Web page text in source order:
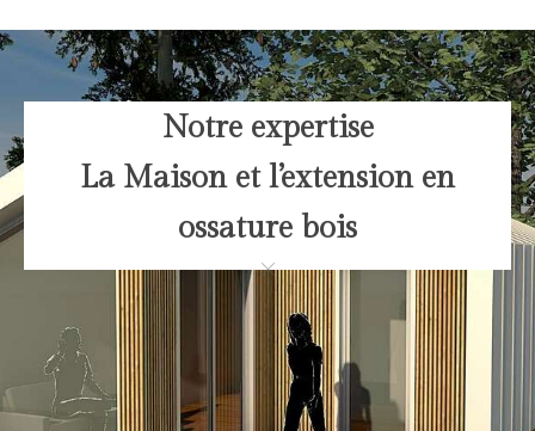
Notre expertise
La Maison et l’extension en
ossature bois